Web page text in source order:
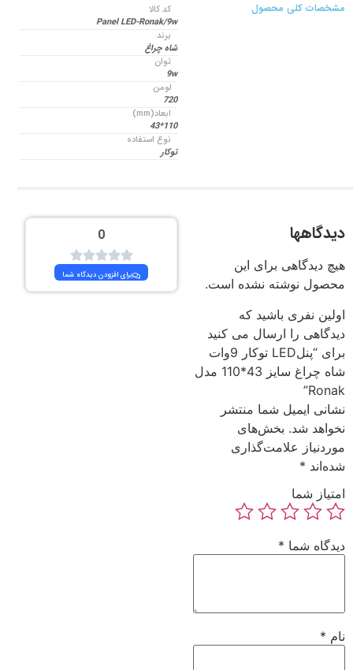
مشخصات کلی محصول
کد کالا
Panel LED-Ronak/9w
برند
شاه چراغ
توان
9w
لومن
720
ابعاد(mm)
110*43
نوع استفاده
توکار
دیدگاهها
هیچ دیدگاهی برای این
محصول نوشته نشده است.
اولین نفری باشید که
دیدگاهی را ارسال می کنید
برای “پنلLED توکار 9وات
شاه چراغ سایز 43*110 مدل
Ronak”
نشانی ایمیل شما منتشر
نخواهد شد. بخش‌های
موردنیاز علامت‌گذاری
شده‌اند *
امتیاز شما
دیدگاه شما *
نام *
0
برای افزودن دیدگاه شما